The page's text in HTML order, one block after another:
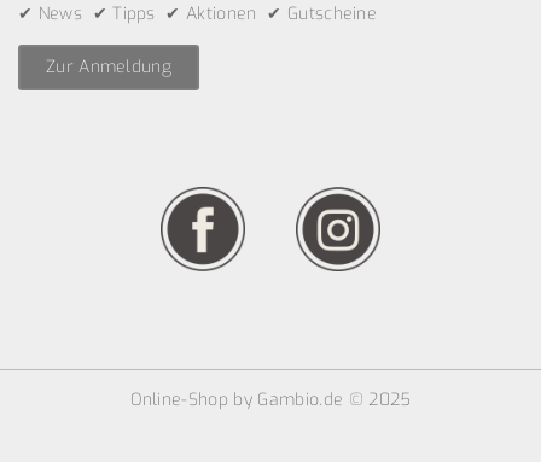
✔ News ✔ Tipps ✔ Aktionen ✔ Gutscheine
Zur Anmeldung
Online-Shop by Gambio.de © 2025